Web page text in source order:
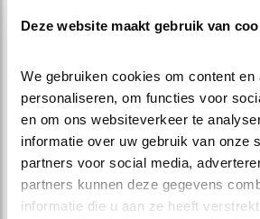
Deze website maakt gebruik van
We gebruiken cookies om content en
personaliseren, om functies voor
en om ons websiteverkeer te
informatie over uw gebruik van onze
partners voor social media,
partners kunnen deze gegevens
informatie die u aan ze heeft